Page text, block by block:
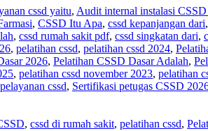
cssd yaitu, Audit internal instalasi
, CSSD Itu Apa, cssd kepanjangan dari,
, cssd rumah sakit pdf, cssd singkatan dari,
, pelatihan cssd, pelatihan cssd 2024,
2026, Pelatihan CSSD Dasar Adalah,
, pelatihan cssd november 2023, pelatihan
pelayanan cssd, Sertifikasi petugas CSSD
, cssd di rumah sakit, pelatihan cssd,